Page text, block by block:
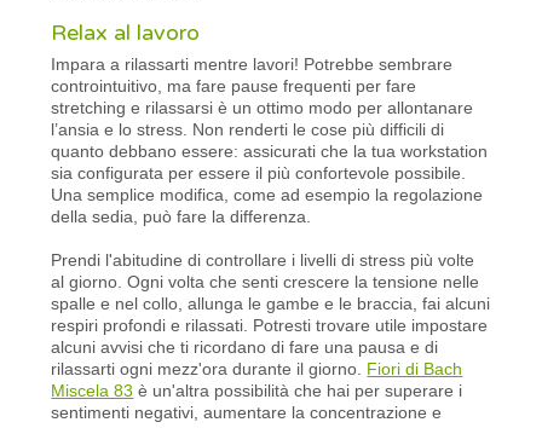
Relax al lavoro
Impara a rilassarti mentre lavori! Potrebbe sembrare
controintuitivo, ma fare pause frequenti per fare
stretching e rilassarsi è un ottimo modo per allontanare
l’ansia e lo stress. Non renderti le cose più difficili di
quanto debbano essere: assicurati che la tua workstation
sia configurata per essere il più confortevole possibile.
Una semplice modifica, come ad esempio la regolazione
della sedia, può fare la differenza.
Prendi l'abitudine di controllare i livelli di stress più volte
al giorno. Ogni volta che senti crescere la tensione nelle
spalle e nel collo, allunga le gambe e le braccia, fai alcuni
respiri profondi e rilassati. Potresti trovare utile impostare
alcuni avvisi che ti ricordano di fare una pausa e di
rilassarti ogni mezz'ora durante il giorno. Fiori di Bach
Miscela 83 è un'altra possibilità che hai per superare i
sentimenti negativi, aumentare la concentrazione e